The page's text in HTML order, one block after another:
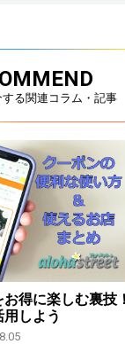
る関連コラム・記事
得に楽しむ裏技！
しよう